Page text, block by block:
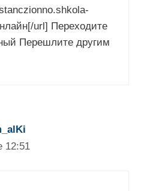
url] Переходите
Перешлите другим
12:51